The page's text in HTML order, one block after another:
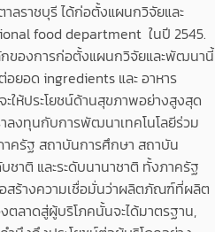
ลราชบุรี ได้ก่อตั้งแผนกวิจัยและ
food department ในปี 2545.
ของการก่อตั้งแผนกวิจัยและพัฒนานี้
อยอด ingredients และ อาหาร
ให้ประโยชน์ด้านสุขภาพอย่างสูงสุด
ลงทุนกับการพัฒนาเทคโนโลยีร่วม
ครัฐ สถาบันการศึกษา สถาบัน
ชาติ และระดับนานาชาติ ทั้งภาครัฐ
อสร้างความเชื่อมั่นว่าผลิตภัณฑ์ที่ผลิต
งตลาดสู่ผู้บริโภคนั้นจะได้มาตรฐาน,